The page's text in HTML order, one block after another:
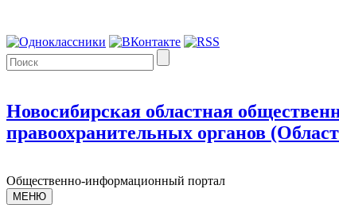
Новосибирская областная
правоохранительных органов
Общественно-информационный портал
МЕНЮ